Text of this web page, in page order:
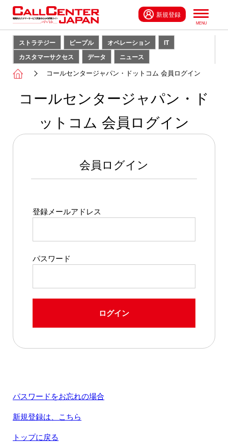
新規登録
ストラテジー ピープル オペレーション
IT
カスタマーサクセス
データ ニュース
コールセンタージャパン・ドットコム 会員ログイン
コールセンタージャパン・ド
ットコム 会員ログイン
会員ログイン
登録メールアドレス
パスワード
ログイン
パスワードをお忘れの場合
新規登録は、こちら
トップに戻る